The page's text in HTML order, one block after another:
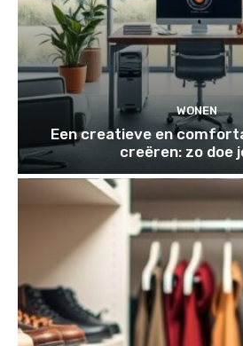
WONEN
Een creatieve en
creëren: zo doe